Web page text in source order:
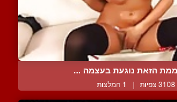
הזאת נוגעת בעצמה ...
3108 צפיות | 1 המלצות